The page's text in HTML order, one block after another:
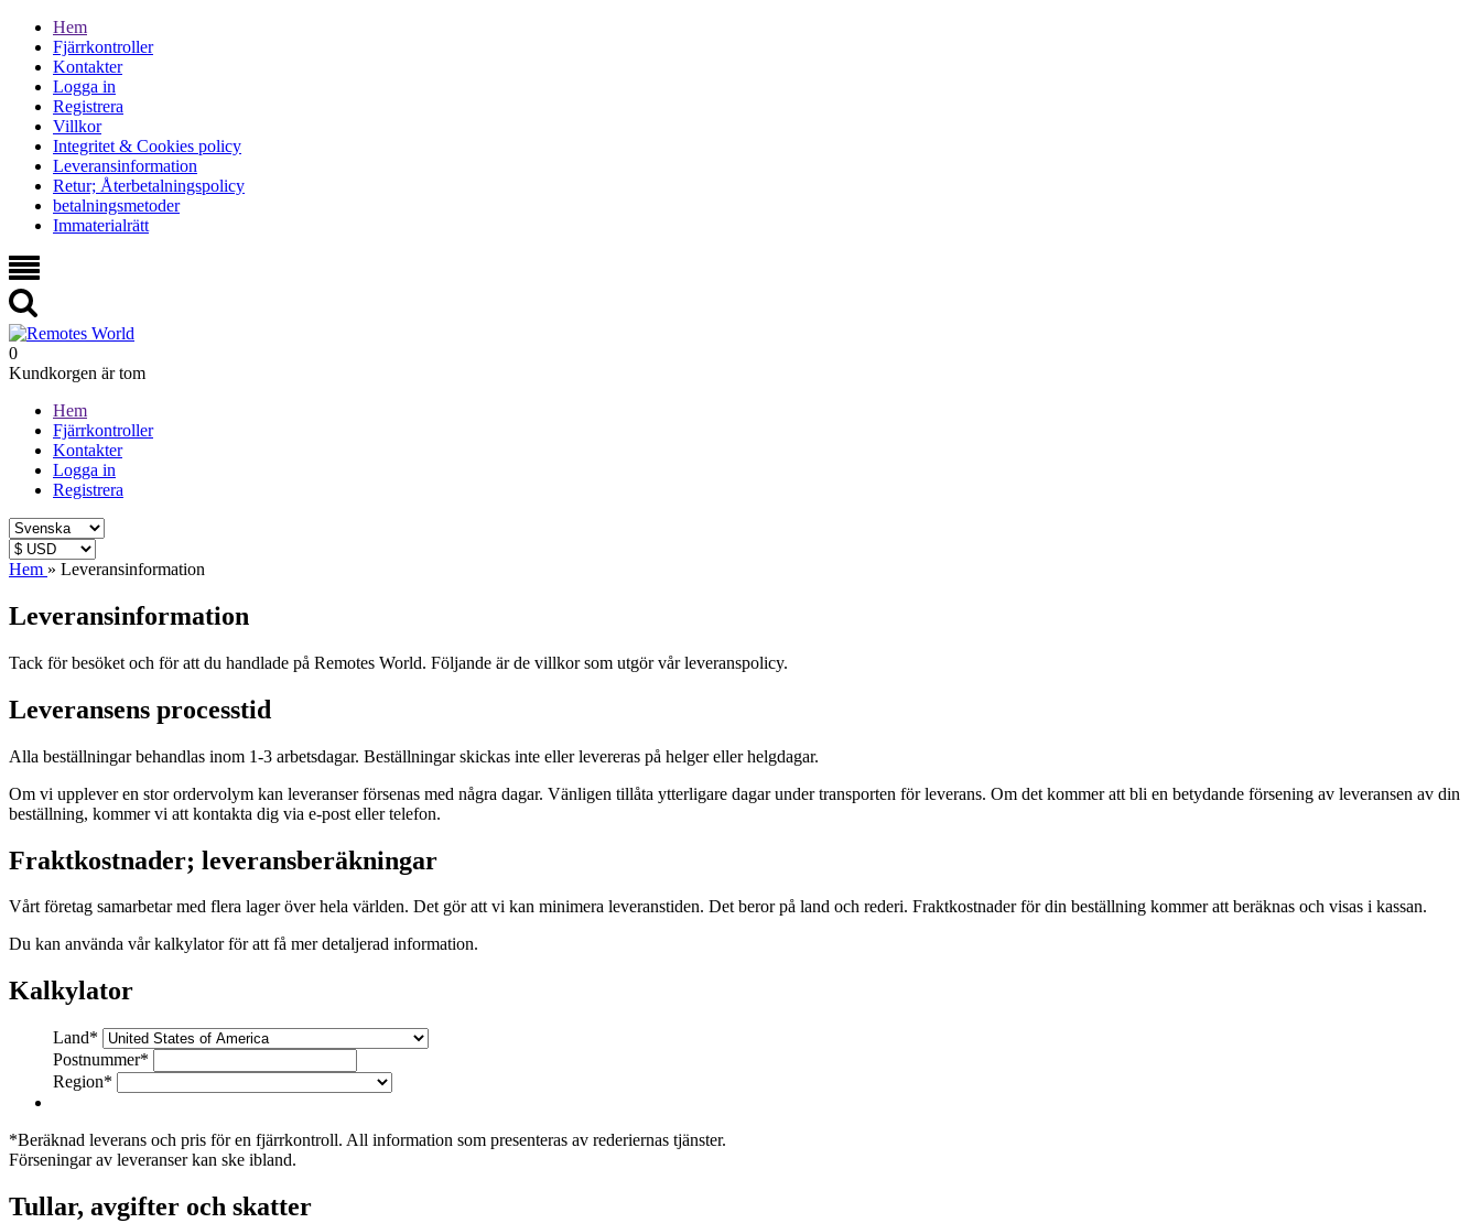
Hem
Fjärrkontroller
Kontakter
Logga in
Registrera
Villkor
Integritet & Cookies policy
Leveransinformation
Retur; Återbetalningspolicy
betalningsmetoder
Immaterialrätt
0
Kundkorgen är tom
Hem
Fjärrkontroller
Kontakter
Logga in
Registrera
Hem » Leveransinformation
Leveransinformation
Tack för besöket och för att du handlade på Remotes World. Följande är de villkor som utgör vår leveranspolicy.
Leveransens processtid
Alla beställningar behandlas inom 1-3 arbetsdagar. Beställningar skickas inte eller levereras på helger eller helgdagar.
Om vi upplever en stor ordervolym kan leveranser försenas med några dagar. Vänligen tillåta ytterligare dagar under transporten för leverans. Om det kommer att bli en betydande försening av leveransen av din
beställning, kommer vi att kontakta dig via e-post eller telefon.
Fraktkostnader; leveransberäkningar
Vårt företag samarbetar med flera lager över hela världen. Det gör att vi kan minimera leveranstiden. Det beror på land och rederi. Fraktkostnader för din beställning kommer att beräknas och visas i kassan.
Du kan använda vår kalkylator för att få mer detaljerad information.
Kalkylator
Land*
Postnummer*
Region*
*Beräknad leverans och pris för en fjärrkontroll. All information som presenteras av rederiernas tjänster.
Förseningar av leveranser kan ske ibland.
Tullar, avgifter och skatter